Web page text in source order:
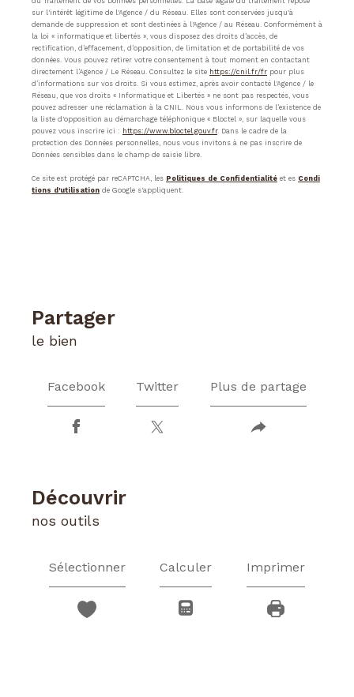
sur l'intérêt légitime de l'Agence / du Réseau. Elles sont conservées jusqu'à
demande de suppression et sont destinées à l'Agence / au Réseau. Conformément à
la loi « informatique et libertés », vous disposez des droits d’accès, de
rectification, d’effacement, d’opposition, de limitation et de portabilité de vos
données. Vous pouvez retirer votre consentement à tout moment en contactant
directement l’Agence / Le Réseau. Consultez le site https://cnil.fr/fr pour plus
d’informations sur vos droits. Si vous estimez, après avoir contacté l'Agence / le
Réseau, que vos droits « Informatique et Libertés » ne sont pas respectés, vous
pouvez adresser une réclamation à la CNIL. Nous vous informons de l’existence de
la liste d'opposition au démarchage téléphonique « Bloctel », sur laquelle vous
pouvez vous inscrire ici : https://www.bloctel.gouv.fr. Dans le cadre de la
protection des Données personnelles, nous vous invitons à ne pas inscrire de
Données sensibles dans le champ de saisie libre.
Ce site est protégé par reCAPTCHA, les Politiques de Confidentialité et es Condi
tions d'utilisation de Google s'appliquent.
partager
le bien
Facebook Twitter Plus de partage
découvrir
nos outils
Sélectionner Calculer Imprimer